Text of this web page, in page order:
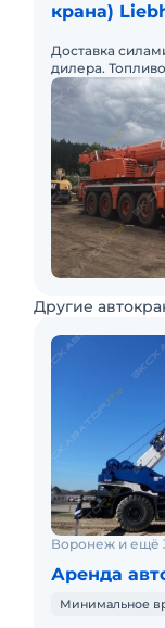
крана)
Доставка
дилера.
Другие
Воронеж и ещё
Аренда
Минимальное